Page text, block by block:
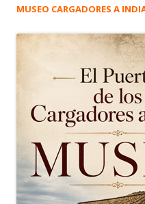
MUSEO CARGADORES A